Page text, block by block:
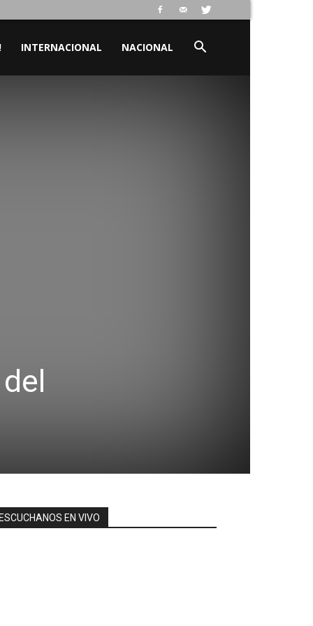
INTERNACIONAL NACIONAL
ESCUCHANOS EN VIVO